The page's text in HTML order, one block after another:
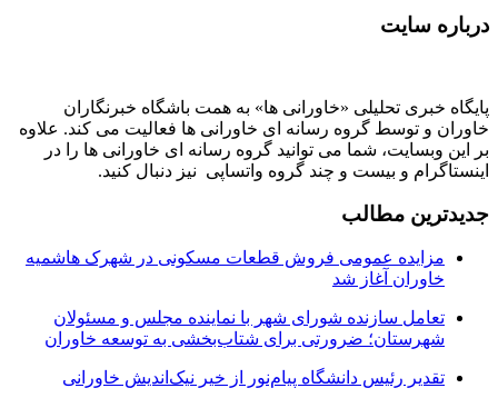
درباره سایت
پایگاه خبری تحلیلی «خاورانی ها» به همت باشگاه خبرنگاران
خاوران و توسط گروه رسانه ای خاورانی ها فعالیت می کند. علاوه
بر این وبسایت، شما می توانید گروه رسانه ای خاورانی ها را در
اینستاگرام و بیست و چند گروه واتساپی نیز دنبال کنید.
جدیدترین مطالب
مزایده عمومی فروش قطعات مسکونی در شهرک هاشمیه
خاوران آغاز شد
تعامل سازنده شورای شهر با نماینده مجلس و مسئولان
شهرستان؛ ضرورتی برای شتاب‌بخشی به توسعه خاوران
تقدیر رئیس دانشگاه پیام‌نور از خیر نیک‌اندیش خاورانی